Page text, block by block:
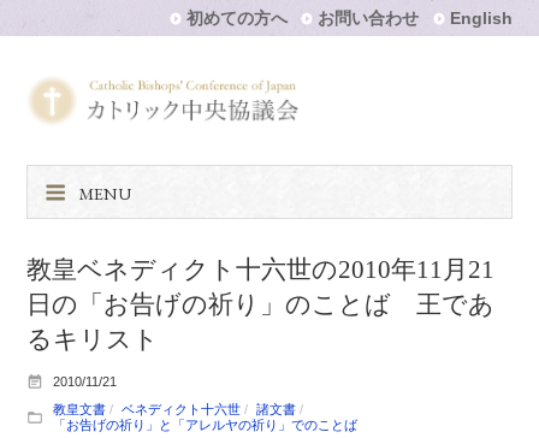
初めての方へ お問い合わせ English
MENU
教皇ベネディクト十六世の2010年11月21
日の「お告げの祈り」のことば 王であ
るキリスト
2010/11/21
教皇文書
ベネディクト十六世
諸文書
「お告げの祈り」と「アレルヤの祈り」でのことば